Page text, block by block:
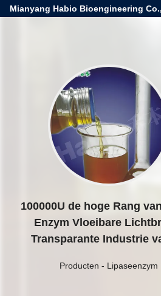
Mianyang Habio Bioengineering
100000U de hoge Rang
Enzym Vloeibare
Transparante Industrie
Producten - Lipaseenzym